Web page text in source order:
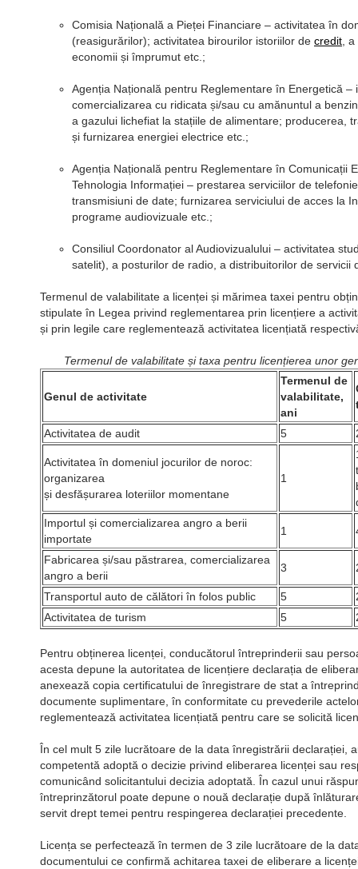
Comisia Națională a Pieței Financiare – activitatea în
(reasigurărilor); activitatea birourilor istoriilor de credit, a
economii și împrumut etc.;
Agenția Națională pentru Reglementare în Energetică –
comercializarea cu ridicata și/sau cu amănuntul a
a gazului lichefiat la stațiile de alimentare; producerea,
și furnizarea energiei electrice etc.;
Agenția Națională pentru Reglementare în Comunicații
Tehnologia Informației – prestarea serviciilor de
transmisiuni de date; furnizarea serviciului de acces la
programe audiovizuale etc.;
Consiliul Coordonator al Audiovizualului – activitatea
satelit), a posturilor de radio, a distribuitorilor de servicii
Termenul de valabilitate a licenței și mărimea taxei pentru
stipulate în Legea privind reglementarea prin licențiere a
și prin legile care reglementează activitatea licențiată
Termenul de valabilitate și taxa pentru licențierea unor
Genul de activitate
Termenul de
valabilitate,
ani
Activitatea de audit 5
Activitatea în domeniul jocurilor de noroc:
organizarea
și desfășurarea loteriilor momentane
1
Importul și comercializarea angro a berii
importate
1
Fabricarea și/sau păstrarea, comercializarea
angro a berii
3
Transportul auto de călători în folos public 5
Activitatea de turism
5
Pentru obținerea licenței, conducătorul întreprinderii sau
acesta depune la autoritatea de licențiere declarația de
anexează copia certificatului de înregistrare de stat a
documente suplimentare, în conformitate cu prevederile
reglementează activitatea licențiată pentru care se solicită
În cel mult 5 zile lucrătoare de la data înregistrării declarației,
competentă adoptă o decizie privind eliberarea licenței sau
comunicând solicitantului decizia adoptată. În cazul unui
întreprinzătorul poate depune o nouă declarație după
servit drept temei pentru respingerea declarației precedente.
Licența se perfectează în termen de 3 zile lucrătoare de la
documentului ce confirmă achitarea taxei de eliberare a